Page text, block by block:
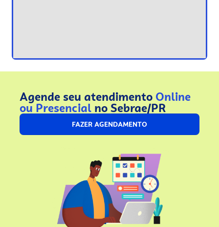
Agende seu atendimento Online
ou Presencial no Sebrae/PR
FAZER AGENDAMENTO